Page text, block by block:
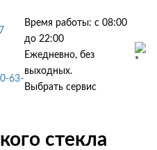
63-
Время работы: с 08:00
до 22:00
Ежедневно, без
выходных.
Выбрать сервис
стекла